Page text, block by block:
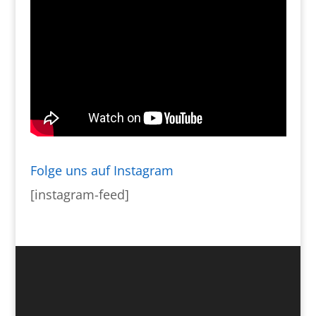
Folge uns auf Instagram
[instagram-feed]